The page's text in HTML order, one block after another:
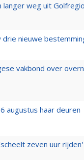
langer weg uit Golfregio
nieuwe
vakbond over
augustus haar deuren
zeven uur rijden'